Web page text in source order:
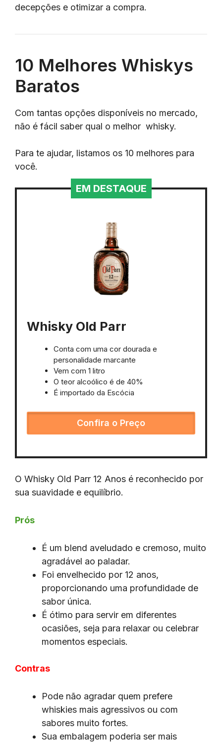
decepções e otimizar a compra.
10 Melhores Whiskys
Baratos
Com tantas opções disponíveis no mercado,
não é fácil saber qual o melhor whisky.
Para te ajudar, listamos os 10 melhores para
você.
EM DESTAQUE
Whisky Old Parr
Conta com uma cor dourada e
personalidade marcante
Vem com 1 litro
O teor alcoólico é de 40%
É importado da Escócia
Confira o Preço
O Whisky Old Parr 12 Anos é reconhecido por
sua suavidade e equilíbrio.
Prós
É um blend aveludado e cremoso, muito
agradável ao paladar.
Foi envelhecido por 12 anos,
proporcionando uma profundidade de
sabor única.
É ótimo para servir em diferentes
ocasiões, seja para relaxar ou celebrar
momentos especiais.
Contras
Pode não agradar quem prefere
whiskies mais agressivos ou com
sabores muito fortes.
Sua embalagem poderia ser mais